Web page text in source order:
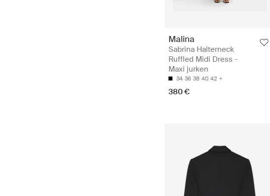
Malina
Sabrina Halterneck
Ruffled Midi Dress -
Maxi jurken
34 36 38 40 42
380 €